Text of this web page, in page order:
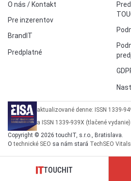
O nás / Kontakt
Pre inzerentov
BrandIT
Predplatné
aktualizované denne: ISSN 1339-
a ISSN 1339-939X (tlačené vydanie)
Copyright © 2026 touchIT, s.r.o., Bratislava.
Otechnické SEO sa nám stará TechSEO Vitals
TOUCHIT